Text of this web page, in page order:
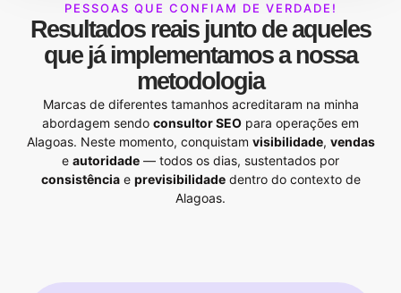
PESSOAS QUE CONFIAM DE VERDADE!
Resultados reaisjunto de aqueles
que já implementamos a nossa
metodologia
Marcas de diferentes tamanhos acreditaram na minha
abordagem sendo consultor SEO para operações em
Alagoas. Neste momento, conquistam visibilidade, vendas
e autoridade — todos os dias, sustentados por
consistênciae previsibilidadedentro do contexto de
Alagoas.